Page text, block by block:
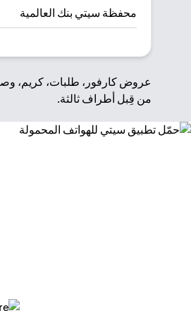
محفظة سيتي بنك العالمية
عروض كارفور، طلبات، كريم،
من قِبل أطراف ثالثة.